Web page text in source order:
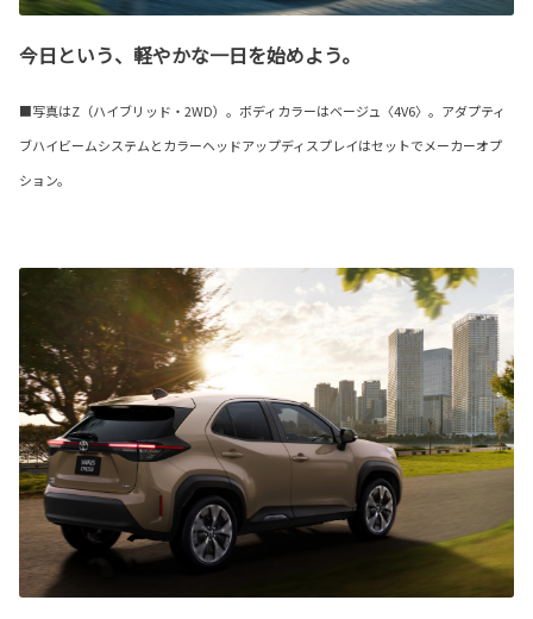
今日という、軽やかな一日を始めよう。
■写真はZ（ハイブリッド・2WD）。ボディカラーはベージュ〈4V6〉。アダプティ
ブハイビームシステムとカラーヘッドアップディスプレイはセットでメーカーオプ
ション。